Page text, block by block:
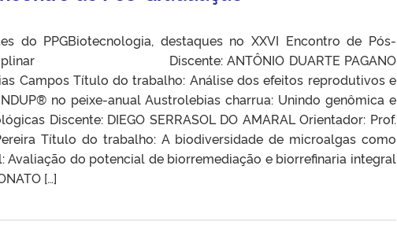
do PPGBiotecnologia, destaques no XXVI Encontro de Pós-
Discente: ANTÔNIO DUARTE PAGANO
Campos Título do trabalho: Análise dos efeitos reprodutivos e
no peixe-anual Austrolebias charrua: Unindo genômica e
Discente: DIEGO SERRASOL DO AMARAL Orientador: Prof.
Título do trabalho: A biodiversidade de microalgas como
Avaliação do potencial de biorremediação e biorrefinaria integral
[…]